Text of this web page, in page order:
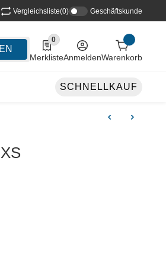
Vergleichsliste(0) Geschäftskunde
0
0 Produkte in der Liste
MerklisteAnmeldenWarenkorb
SCHNELLKAUF